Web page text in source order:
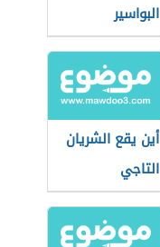
البواسير
أين يقع الشريان
التاجي